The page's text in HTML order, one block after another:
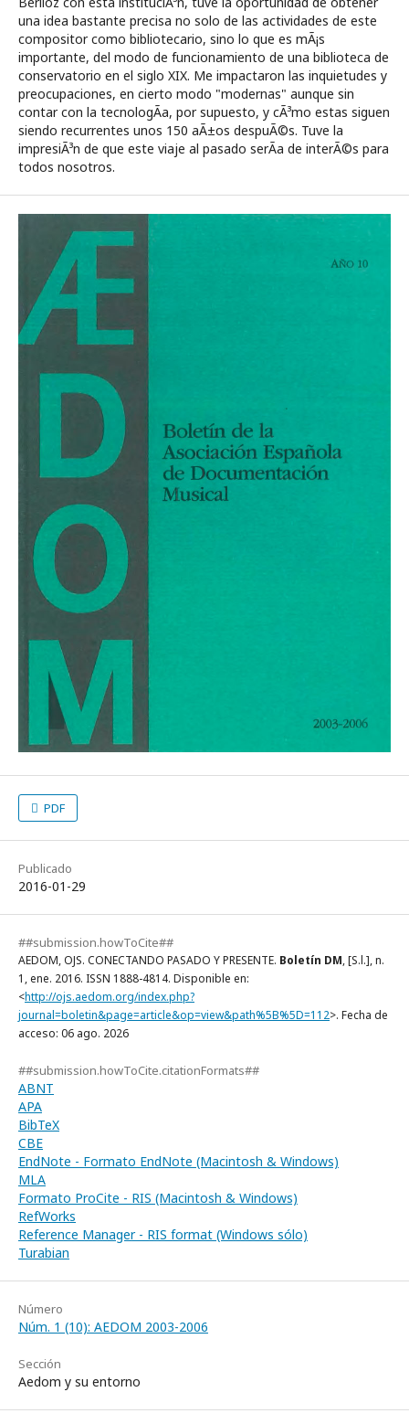
una idea bastante precisa no solo de las actividades de este
compositor como bibliotecario, sino lo que es mÃ¡s
importante, del modo de funcionamiento de una biblioteca de
conservatorio en el siglo XIX. Me impactaron las inquietudes y
preocupaciones, en cierto modo "modernas" aunque sin
contar con la tecnologÃ­a, por supuesto, y cÃ³mo estas siguen
siendo recurrentes unos 150 aÃ±os despuÃ©s. Tuve la
impresiÃ³n de que este viaje al pasado serÃ­a de interÃ©s para
todos nosotros.
PDF
Publicado
2016-01-29
##submission.howToCite##
AEDOM, OJS. CONECTANDO PASADO Y PRESENTE. Boletín DM, [S.l.], n.
1, ene. 2016. ISSN 1888-4814. Disponible en:
<http://ojs.aedom.org/index.php?
journal=boletin&page=article&op=view&path%5B%5D=112>. Fecha de
acceso: 06 ago. 2026
##submission.howToCite.citationFormats##
ABNT
APA
BibTeX
CBE
EndNote - Formato EndNote (Macintosh & Windows)
MLA
Formato ProCite - RIS (Macintosh & Windows)
RefWorks
Reference Manager - RIS format (Windows sólo)
Turabian
Número
Núm. 1 (10): AEDOM 2003-2006
Sección
Aedom y su entorno